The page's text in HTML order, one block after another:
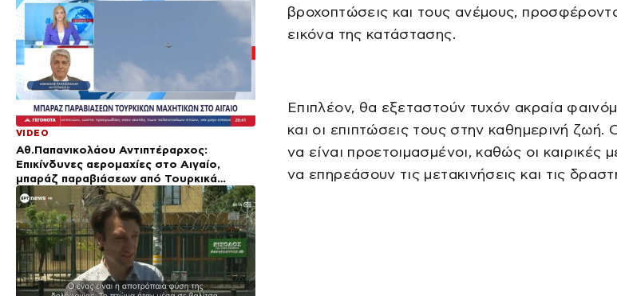
VIDEO
Αθ.Παπανικολάου Αντιπτέραρχος:
Επικίνδυνες αερομαχίες στο Αιγαίο,
μπαράζ παραβιάσεων από Τουρκικά
μαχητικά
βροχοπτώσεις και τους ανέμους,
εικόνα της κατάστασης.
Επιπλέον, θα εξεταστούν τυχόν ακραία
και οι επιπτώσεις τους στην καθημερινή ζωή.
να είναι προετοιμασμένοι, καθώς οι καιρικές
να επηρεάσουν τις μετακινήσεις και τις